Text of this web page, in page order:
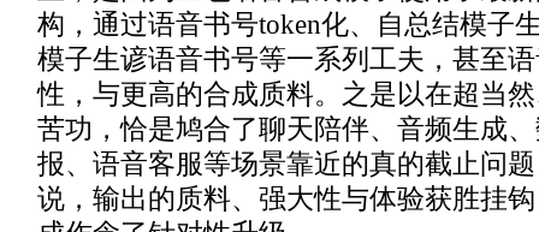
构，通过语音书号token化、自总结模子
模子生谚语音书号等一系列工夫，甚至
性，与更高的合成质料。之是以在超当
苦功，恰是鸠合了聊天陪伴、音频生成
报、语音客服等场景靠近的真的截止问
说，输出的质料、强大性与体验获胜挂